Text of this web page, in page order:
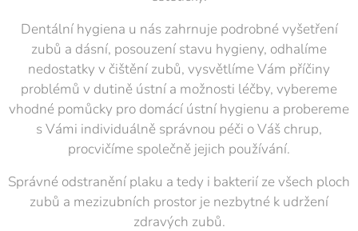
Dentální hygiena u nás zahrnuje podrobné vyšetření
zubů a dásní, posouzení stavu hygieny, odhalíme
nedostatky v čištění zubů, vysvětlíme Vám příčiny
problémů v dutině ústní a možnosti léčby, vybereme
vhodné pomůcky pro domácí ústní hygienu a probereme
s Vámi individuálně správnou péči o Váš chrup,
procvičíme společně jejich používání.
Správné odstranění plaku a tedy i bakterií ze všech ploch
zubů a mezizubních prostor je nezbytné k udržení
zdravých zubů.